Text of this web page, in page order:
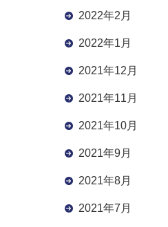
2022年2月
2022年1月
2021年12月
2021年11月
2021年10月
2021年9月
2021年8月
2021年7月